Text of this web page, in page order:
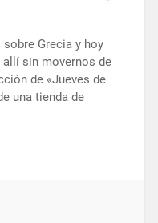
Grecia y hoy
sin movernos de
de «Jueves de
una tienda de